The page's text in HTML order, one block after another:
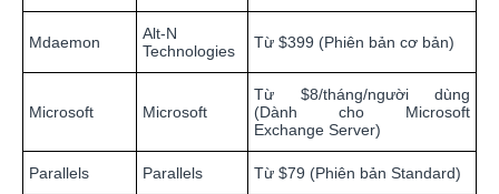
Mdaemon
Alt-N
Technologies
Từ $399 (Phiên bản cơ bản)
Microsoft Microsoft
Từ $8/tháng/người dùng
(Dành cho Microsoft
Exchange Server)
Parallels Parallels Từ $79 (Phiên bản Standard)